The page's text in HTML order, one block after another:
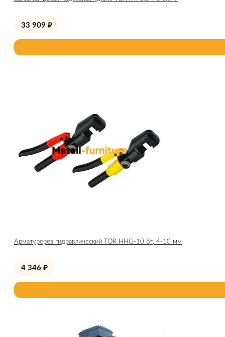
33 909 ₽
Арматурорез гидравлический TOR HHG-10 8т, 4-10 мм
4 346 ₽